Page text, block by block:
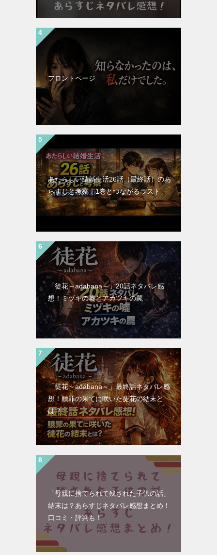
フロントページ
あたらしい結婚生活26話（最終話）のあ
らすじと考察｜1巻とつながるラスト
「徒花～adabana～」20話ネタバレ感
想！ミヅキの嘘とアカツキの罠
「徒花～adabana～」最終話ネタバレ感
想！贖罪の果てに咲いた徒花の結末と
は？
「母親に捨てられて残された子供の話」
結末は？あらすじネタバレ感想まとめ！
口コミ・評判も！